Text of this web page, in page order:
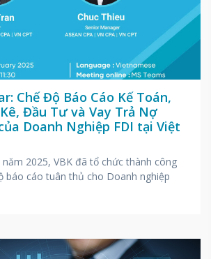
Chế Độ Báo Cáo Kế Toán,
Đầu Tư và Vay Trả Nợ
Doanh Nghiệp FDI tại Việt
2025, VBK đã tổ chức thành công
báo cáo tuân thủ cho Doanh nghiệp